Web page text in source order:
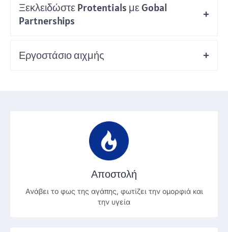
Ξεκλειδώστε Protentials με Gobal
Partnerships
Εργοστάσιο αιχμής
Αποστολή
Ανάβει το φως της αγάπης, φωτίζει την ομορφιά και
την υγεία